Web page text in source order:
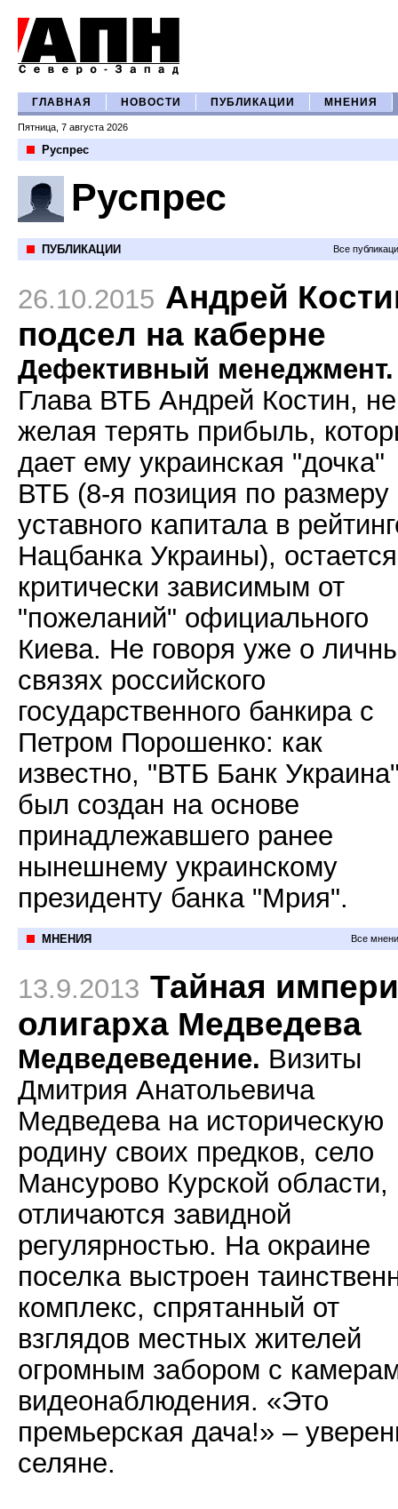
ГЛАВНАЯ НОВОСТИ ПУБЛИКАЦИИ МНЕНИЯ
Пятница, 7 августа 2026
Руспрес
Руспрес
ПУБЛИКАЦИИ Все
26.10.2015 Андрей
подсел на каберне
Дефективный менеджмент.
Глава ВТБ Андрей Костин, не
желая терять прибыль,
дает ему украинская "дочка"
ВТБ (8-я позиция по размеру
уставного капитала в
Нацбанка Украины), остается
критически зависимым от
"пожеланий" официального
Киева. Не говоря уже о
связях российского
государственного банкира с
Петром Порошенко: как
известно, "ВТБ Банк
был создан на основе
принадлежавшего ранее
нынешнему украинскому
президенту банка "Мрия".
МНЕНИЯ Все
13.9.2013 Тайная
олигарха Медведева
Медведеведение. Визиты
Дмитрия Анатольевича
Медведева на историческую
родину своих предков, село
Мансурово Курской области,
отличаются завидной
регулярностью. На окраине
поселка выстроен
комплекс, спрятанный от
взглядов местных жителей
огромным забором с
видеонаблюдения. «Это
премьерская дача!» –
селяне.